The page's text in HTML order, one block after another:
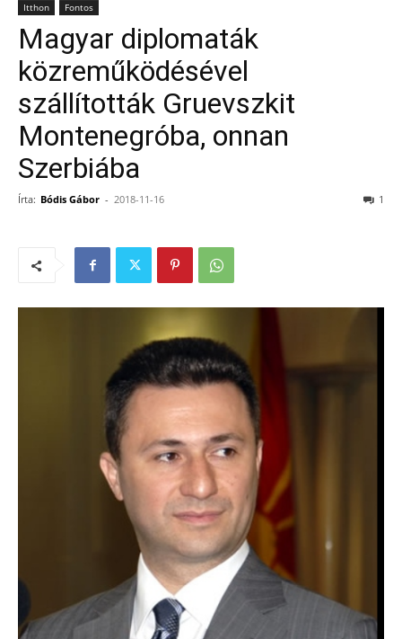
Itthon Fontos
Magyar diplomaták
közreműködésével
szállították Gruevszkit
Montenegróba, onnan
Szerbiába
Írta: Bódis Gábor - 2018-11-16 1